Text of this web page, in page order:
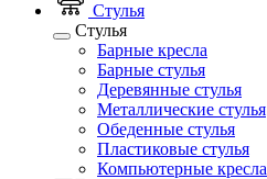
Стулья
Стулья
Барные кресла
Барные стулья
Деревянные стулья
Металлические стулья
Обеденные стулья
Пластиковые стулья
Компьютерные кресла